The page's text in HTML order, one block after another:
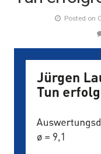
Posted on